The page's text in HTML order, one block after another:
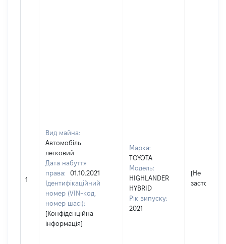
1
Вид майна:
Автомобіль
легковий
Дата набуття
права:
01.10.2021
Ідентифікаційний
номер (VIN-код,
номер шасі):
[Конфіденційна
інформація]
Марка:
TOYOTA
Модель:
HIGHLANDER
HYBRID
Рік випуску:
2021
[Не